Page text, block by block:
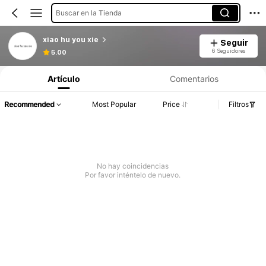
Buscar en la Tienda
xiao hu you xie
5.00
Seguir
6 Seguidores
Artículo Comentarios
Recommended Most Popular Price Filtros
No hay coincidencias
Por favor inténtelo de nuevo.